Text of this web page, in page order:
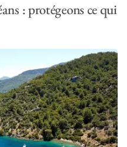
: protégeons ce qui